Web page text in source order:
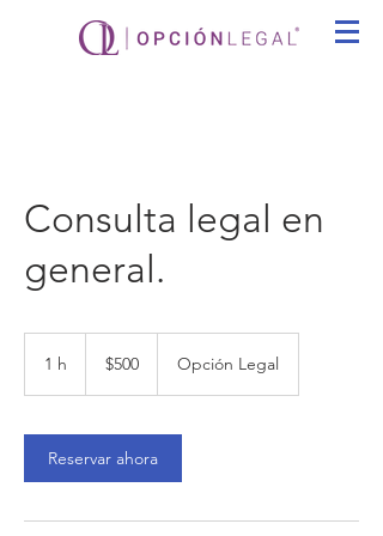
Consulta legal en
general.
1 h
mexicanos
$500 Opción Legal
Reservar ahora